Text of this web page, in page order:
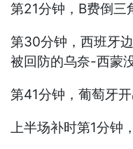
第21分钟，B费倒三
第30分钟，西班牙
被回防的乌奈-西蒙没
第41分钟，葡萄牙
上半场补时第1分钟